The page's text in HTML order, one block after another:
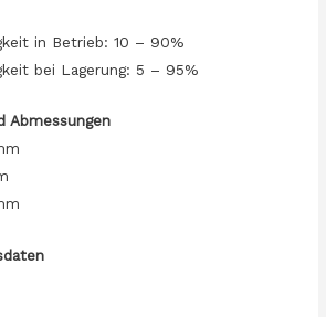
in Betrieb: 10 – 90%
bei Lagerung: 5 – 95%
Abmessungen